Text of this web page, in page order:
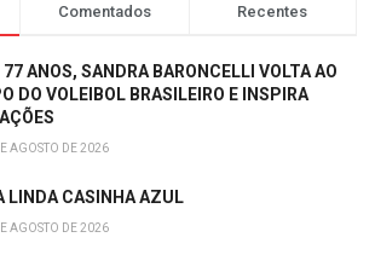
Comentados Recentes
77 ANOS, SANDRA BARONCELLI VOLTA AO
DO VOLEIBOL BRASILEIRO E INSPIRA
AGOSTO DE 2026
LINDA CASINHA AZUL
AGOSTO DE 2026